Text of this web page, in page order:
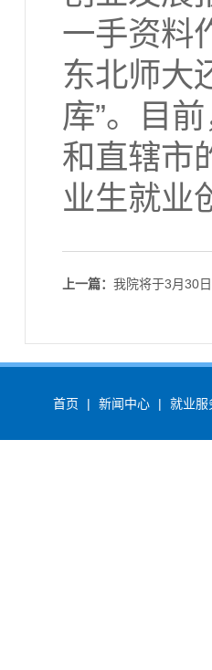
一手资料
东北师大
库”。目
和直辖市
业生就业
上一篇： 我院将于3月30
首页 | 新闻中心 | 就业服